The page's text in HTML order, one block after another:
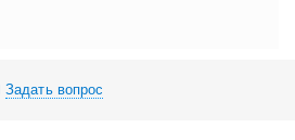
Задать вопрос